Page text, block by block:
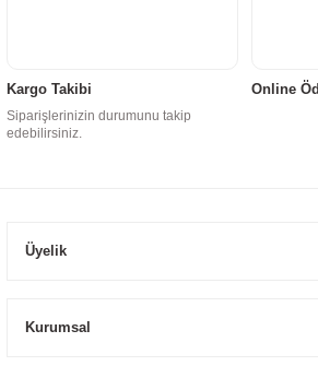
Kargo Takibi
Siparişlerinizin durumunu takip
edebilirsiniz.
Online
Üyelik
Kurumsal